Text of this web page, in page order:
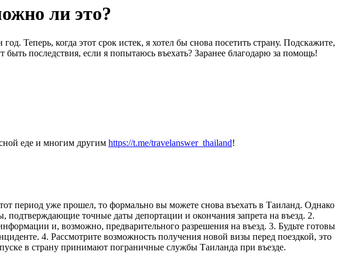
ли это?
Теперь, когда этот срок истек, я хотел бы снова посетить страну. Подскажите,
последствия, если я попытаюсь въехать? Заранее благодарю за помощь!
еде и многим другим https://t.me/travelanswer_thailand!
период уже прошел, то формально вы можете снова въехать в Таиланд. Однако
подтверждающие точные даты депортации и окончания запрета на въезд. 2.
и, возможно, предварительного разрешения на въезд. 3. Будьте готовы
4. Рассмотрите возможность получения новой визы перед поездкой, это
в страну принимают пограничные службы Таиланда при въезде.